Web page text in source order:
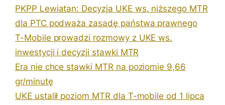
PKPP Lewiatan: Decyzja UKE ws. niższego MTR
dla PTC podważa zasadę państwa prawnego
T-Mobile prowadzi rozmowy z UKE ws.
inwestycji i decyzji stawki MTR
Era nie chce stawki MTR na poziomie 9,66
gr/minutę
UKE ustalił poziom MTR dla T-mobile od 1 lipca